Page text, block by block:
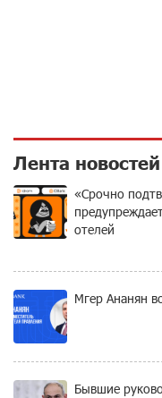
Лента новостей
«Срочно
отелей
Мгер Ананян
Бывшие